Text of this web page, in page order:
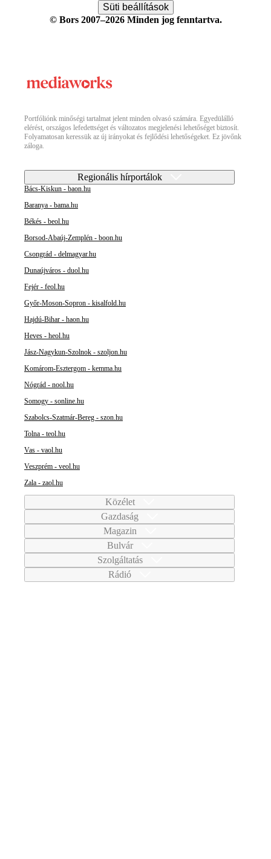
Süti beállítások
© Bors 2007–2026 Minden jog fenntartva.
Portfóliónk minőségi tartalmat jelent minden olvasó számára. Egyedülálló
elérést, országos lefedettséget és változatos megjelenési lehetőséget biztosít.
Folyamatosan keressük az új irányokat és fejlődési lehetőségeket. Ez jövőnk
záloga.
Regionális hírportálok
Bács-Kiskun - baon.hu
Baranya - bama.hu
Békés - beol.hu
Borsod-Abaúj-Zemplén - boon.hu
Csongrád - delmagyar.hu
Dunaújváros - duol.hu
Fejér - feol.hu
Győr-Moson-Sopron - kisalfold.hu
Hajdú-Bihar - haon.hu
Heves - heol.hu
Jász-Nagykun-Szolnok - szoljon.hu
Komárom-Esztergom - kemma.hu
Nógrád - nool.hu
Somogy - sonline.hu
Szabolcs-Szatmár-Bereg - szon.hu
Tolna - teol.hu
Vas - vaol.hu
Veszprém - veol.hu
Zala - zaol.hu
Közélet
Gazdaság
Magazin
Bulvár
Szolgáltatás
Rádió